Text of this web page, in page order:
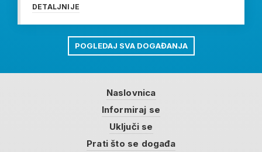
DETALJNIJE
POGLEDAJ SVA DOGAĐANJA
Naslovnica
Informiraj se
Uključi se
Prati što se događa